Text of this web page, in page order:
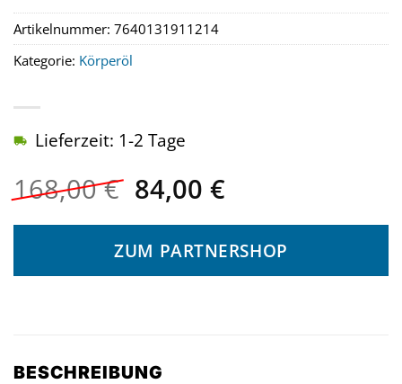
168,00€ Ursprünglicher
Preis
war:
168,00 €
84,00 €Aktueller
ist:
84,00 €.
Lieferzeit: 1-2 Tage
ZUM PARTNERSHOP
Artikelnummer: 7640131911214
Kategorie: Körperöl
BESCHREIBUNG